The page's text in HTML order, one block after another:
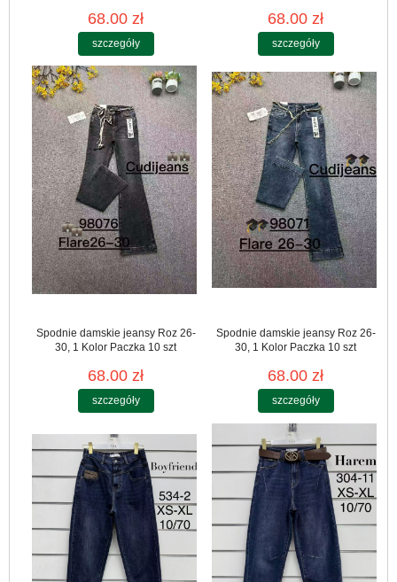
68.00 zł
szczegóły
68.00 zł
szczegóły
Spodnie damskie jeansy Roz 26-
30, 1 Kolor Paczka 10 szt
68.00 zł
szczegóły
Spodnie damskie jeansy Roz 26-
30, 1 Kolor Paczka 10 szt
68.00 zł
szczegóły